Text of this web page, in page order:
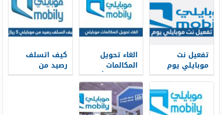
تفعيل نت
موبايلي يوم
وباقات موبايلي
لا محدود 2025
الغاء تحويل
المكالمات
موبايلي وأكواد
الغاء تحويل
المكالمات
كيف اتسلف
رصيد من
موبايلي ٥ ريال